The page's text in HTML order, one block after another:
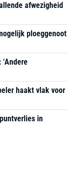
afwezigheid
ploeggenoot
haakt vlak voor
in